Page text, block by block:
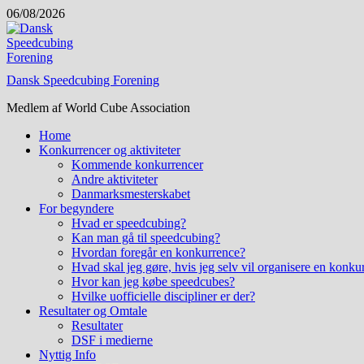
Skip
to
content
06/08/2026
Dansk Speedcubing Forening
Medlem af World Cube Association
Home
Konkurrencer og aktiviteter
Kommende konkurrencer
Andre aktiviteter
Danmarksmesterskabet
For begyndere
Hvad er speedcubing?
Kan man gå til speedcubing?
Hvordan foregår en konkurrence?
Hvad skal jeg gøre, hvis jeg selv vil organisere en
Hvor kan jeg købe speedcubes?
Hvilke uofficielle discipliner er der?
Resultater og Omtale
Resultater
DSF i medierne
Nyttig Info